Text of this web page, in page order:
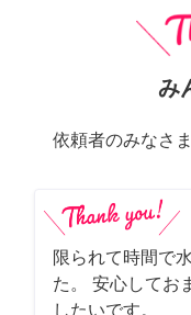
み
依頼者のみなさ
限られて時間で
た。 安心してお
したいです。